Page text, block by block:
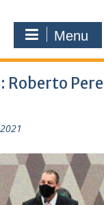
Menu
Roberto